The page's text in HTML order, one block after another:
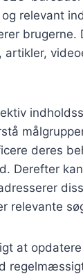
relevant
brugerne.
deres
Derefter
relevante
at